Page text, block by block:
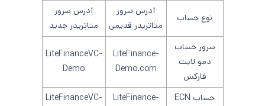
نوع حساب
آدرس سرور
متاتریدر قدیمی
آدرس سرور
متاتریدر جدید
سرور حساب
دمو لایت
فارکس
LiteFinance-
Demo.com
LiteFinanceVC-
Demo
حساب ECN
LiteFinance-
LiteFinanceVC-